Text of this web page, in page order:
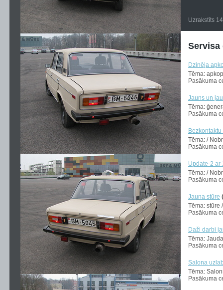
Uzrakstīts
Servisa
Dzinēja
Tēma:
Pasākuma
Jauns un
Tēma:
Pasākuma
Tēma: /
Pasākuma
Update-2 ar
Tēma: /
Pasākuma
Jauna stūre
Tēma: stūre
Pasākuma
Daži darbi
Tēma:
Pasākuma
Salona
Tēma:
Pasākuma